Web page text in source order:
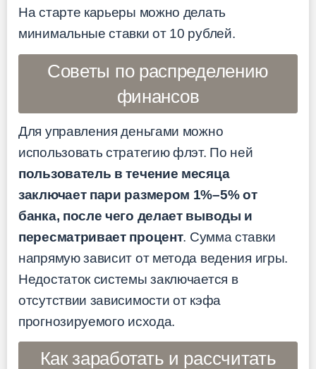
На старте карьеры можно делать
минимальные ставки от 10 рублей.
Советы по распределению
финансов
Для управления деньгами можно
использовать стратегию флэт. По ней
пользователь в течение месяца
заключает пари размером 1%–5% от
банка, после чего делает выводы и
пересматривает процент. Сумма ставки
напрямую зависит от метода ведения игры.
Недостаток системы заключается в
отсутствии зависимости от кэфа
прогнозируемого исхода.
Как заработать и рассчитать